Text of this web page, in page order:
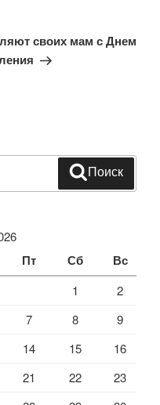
своих мам с Днем
Поиск
Пт Сб Вс
1
2
7 8
9
14 15
16
21 22
23